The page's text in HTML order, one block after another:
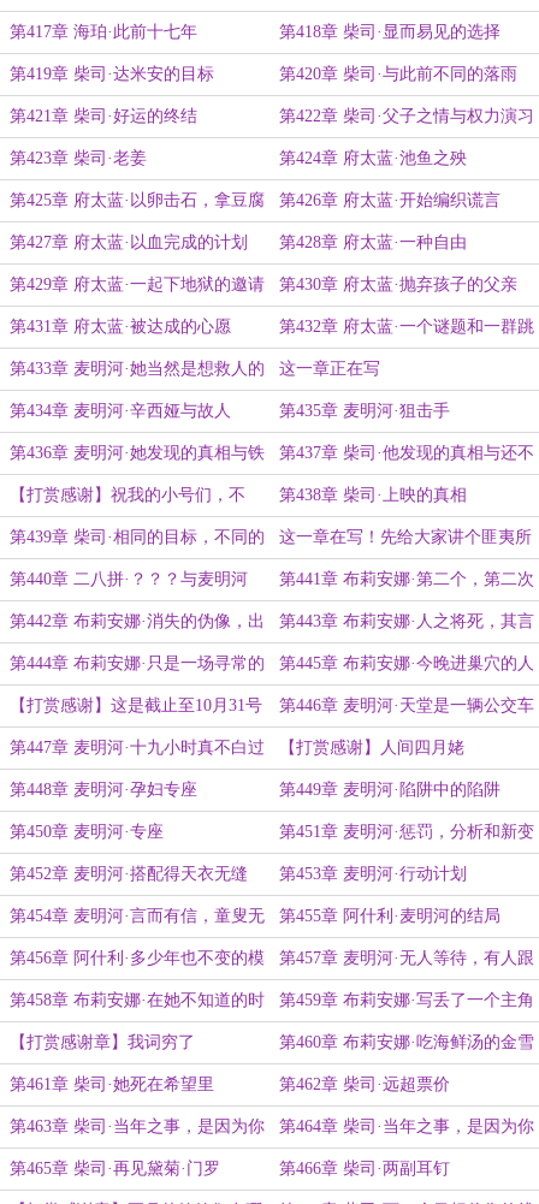
人
第417章 海珀·此前十七年 第418章 柴司·显而易见的选择
第419章 柴司·达米安的目标 第420章 柴司·与此前不同的落雨
第421章 柴司·好运的终结 第422章 柴司·父子之情与权力演习
第423章 柴司·老姜 第424章 府太蓝·池鱼之殃
第425章 府太蓝·以卵击石，拿豆腐
撞车
第426章 府太蓝·开始编织谎言
第427章 府太蓝·以血完成的计划 第428章 府太蓝·一种自由
第429章 府太蓝·一起下地狱的邀请 第430章 府太蓝·抛弃孩子的父亲
第431章 府太蓝·被达成的心愿 第432章 府太蓝·一个谜题和一群跳
楼的人
第433章 麦明河·她当然是想救人的 这一章正在写
第434章 麦明河·辛西娅与故人 第435章 麦明河·狙击手
第436章 麦明河·她发现的真相与铁
打的好运
第437章 柴司·他发现的真相与还不
够好的运气
【打赏感谢】祝我的小号们，不
是，姥姥们，周末快乐
第438章 柴司·上映的真相
第439章 柴司·相同的目标，不同的
人
这一章在写！先给大家讲个匪夷所
思的故事
第440章 二八拼·？？？与麦明河 第441章 布莉安娜·第二个，第二次
第442章 布莉安娜·消失的伪像，出
现的人
第443章 布莉安娜·人之将死，其言
也……
第444章 布莉安娜·只是一场寻常的
恋爱
第445章 布莉安娜·今晚进巢穴的人
【打赏感谢】这是截止至10月31号
的爱
第446章 麦明河·天堂是一辆公交车
第447章 麦明河·十九小时真不白过 【打赏感谢】人间四月姥
第448章 麦明河·孕妇专座 第449章 麦明河·陷阱中的陷阱
第450章 麦明河·专座 第451章 麦明河·惩罚，分析和新变
故
第452章 麦明河·搭配得天衣无缝 第453章 麦明河·行动计划
第454章 麦明河·言而有信，童叟无
欺，活人专座
第455章 阿什利·麦明河的结局
第456章 阿什利·多少年也不变的模
样
第457章 麦明河·无人等待，有人跟
踪
第458章 布莉安娜·在她不知道的时 第459章 布莉安娜·写丢了一个主角
的原因
【打赏感谢章】我词穷了 第460章 布莉安娜·吃海鲜汤的金雪
梨们
第461章 柴司·她死在希望里 第462章 柴司·远超票价
第463章 柴司·当年之事，是因为你
太优秀了（一）
第464章 柴司·当年之事，是因为你
太优秀了（二）
第465章 柴司·再见黛菊·门罗 第466章 柴司·两副耳钉